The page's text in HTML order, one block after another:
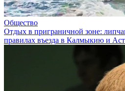
Общество
Отдых в приграничной зоне:
правилах въезда в Калмыкию и